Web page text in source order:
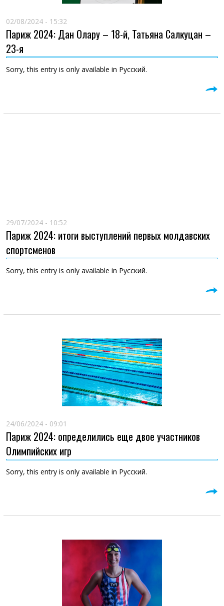
02/08/2024 - 15:32
Париж 2024: Дан Олару – 18-й, Татьяна Салкуцан –
23-я
Sorry, this entry is only available in Русский.
29/07/2024 - 10:52
Париж 2024: итоги выступлений первых молдавских
спортсменов
Sorry, this entry is only available in Русский.
24/06/2024 - 09:01
Париж 2024: определились еще двое участников
Олимпийских игр
Sorry, this entry is only available in Русский.